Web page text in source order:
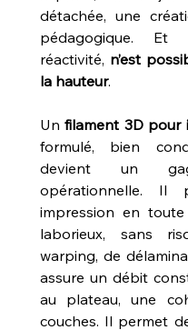
détachée, une
pédagogique. Et
réactivité, n’est
la hauteur.
Un filament 3D pour
formulé, bien
devient un
opérationnelle. Il
impression en
laborieux, sans
warping, de
assure un débit
au plateau, une
couches. Il permet